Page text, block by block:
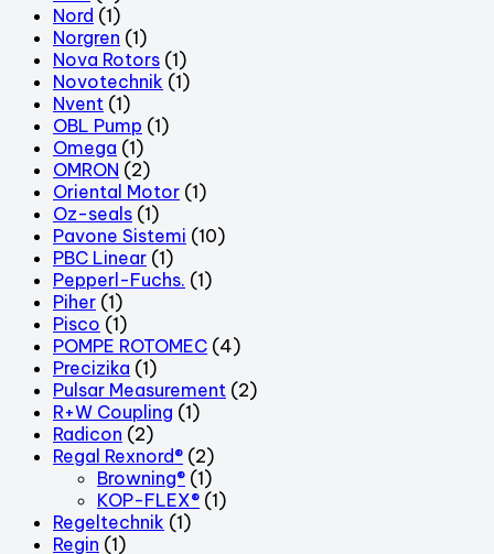
Nord (1)
Norgren (1)
Nova Rotors (1)
Novotechnik (1)
Nvent (1)
OBL Pump (1)
Omega (1)
OMRON (2)
Oriental Motor (1)
Oz-seals (1)
Pavone Sistemi (10)
PBC Linear (1)
Pepperl-Fuchs. (1)
Piher (1)
Pisco (1)
POMPE ROTOMEC (4)
Precizika (1)
Pulsar Measurement (2)
R+W Coupling (1)
Radicon (2)
Regal Rexnord® (2)
Browning® (1)
KOP-FLEX® (1)
Regeltechnik (1)
Regin (1)